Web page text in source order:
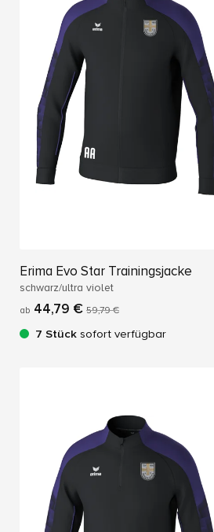
Erima Evo Star Trainingsjacke
schwarz/ultra violet
ab 44,79 € 59,79 €
7 Stück sofort verfügbar